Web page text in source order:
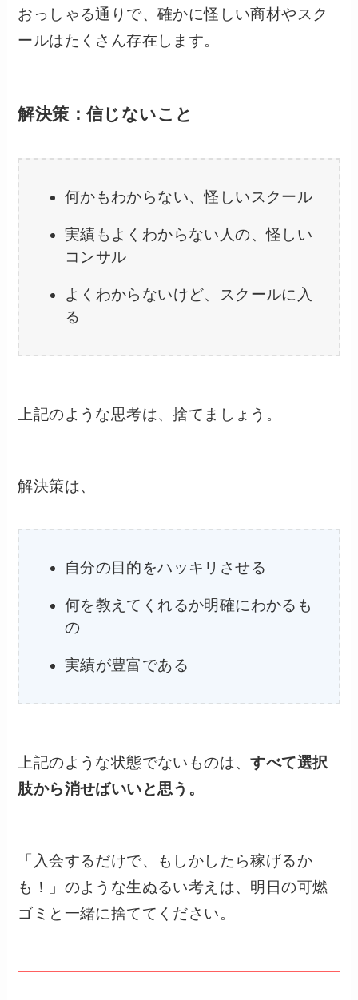
おっしゃる通りで、確かに怪しい商材やスク
ールはたくさん存在します。
解決策：信じないこと
何かもわからない、怪しいスクール
実績もよくわからない人の、怪しい
コンサル
よくわからないけど、スクールに入
る
上記のような思考は、捨てましょう。
解決策は、
自分の目的をハッキリさせる
何を教えてくれるか明確にわかるも
の
実績が豊富である
上記のような状態でないものは、すべて選択
肢から消せばいいと思う。
「入会するだけで、もしかしたら稼げるか
も！」のような生ぬるい考えは、明日の可燃
ゴミと一緒に捨ててください。